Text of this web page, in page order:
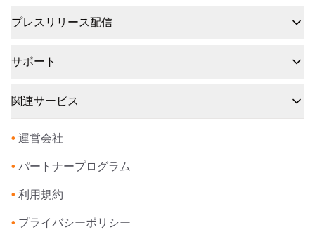
プレスリリース配信
サポート
関連サービス
• 運営会社
• パートナープログラム
• 利用規約
• プライバシーポリシー